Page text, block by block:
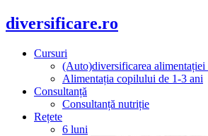
diversificare.ro
Cursuri
(Auto)diversificarea alimentației
Alimentația copilului de 1-3 ani
Consultanță
Consultanță nutriție
Rețete
6 luni